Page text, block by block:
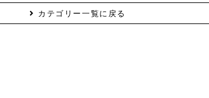
カテゴリー一覧に戻る